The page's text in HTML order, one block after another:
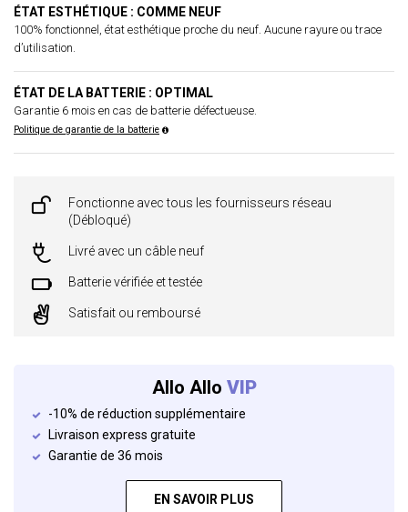
ÉTAT ESTHÉTIQUE : COMME NEUF
100% fonctionnel, état esthétique proche du neuf. Aucune rayure ou trace
d’utilisation.
ÉTAT DE LA BATTERIE : OPTIMAL
Garantie 6 mois en cas de batterie défectueuse.
Politique de garantie de la batterie
Fonctionne avec tous les fournisseurs réseau
(Débloqué)
Livré avec un câble neuf
Batterie vérifiée et testée
Satisfait ou remboursé
Allo Allo VIP
-10% de réduction supplémentaire
Livraison express gratuite
Garantie de 36 mois
EN SAVOIR PLUS